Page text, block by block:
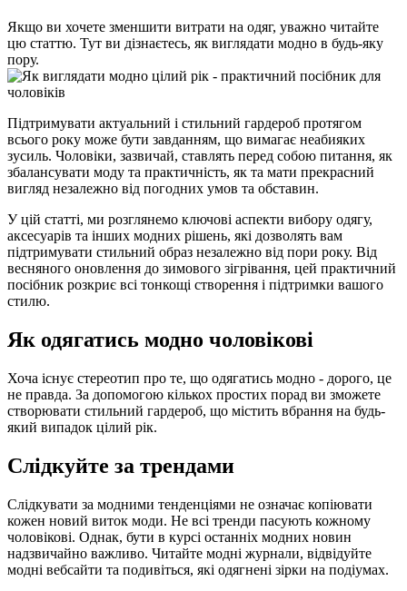
Якщо ви хочете зменшити витрати на одяг, уважно читайте
цю статтю. Тут ви дізнаєтесь, як виглядати модно в будь-яку
пору.
Підтримувати актуальний і стильний гардероб протягом
всього року може бути завданням, що вимагає неабияких
зусиль. Чоловіки, зазвичай, ставлять перед собою питання, як
збалансувати моду та практичність, як та мати прекрасний
вигляд незалежно від погодних умов та обставин.
У цій статті, ми розглянемо ключові аспекти вибору одягу,
аксесуарів та інших модних рішень, які дозволять вам
підтримувати стильний образ незалежно від пори року. Від
весняного оновлення до зимового зігрівання, цей практичний
посібник розкриє всі тонкощі створення і підтримки вашого
стилю.
Як одягатись модно чоловікові
Хоча існує стереотип про те, що одягатись модно - дорого, це
не правда. За допомогою кількох простих порад ви зможете
створювати стильний гардероб, що містить вбрання на будь-
який випадок цілий рік.
Слідкуйте за трендами
Слідкувати за модними тенденціями не означає копіювати
кожен новий виток моди. Не всі тренди пасують кожному
чоловікові. Однак, бути в курсі останніх модних новин
надзвичайно важливо. Читайте модні журнали, відвідуйте
модні вебсайти та подивіться, які одягнені зірки на подіумах.